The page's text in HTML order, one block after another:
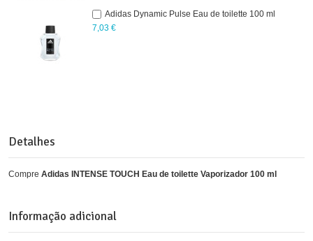
Adidas Dynamic Pulse Eau de toilette 100 ml
7,03 €
Detalhes
Compre Adidas INTENSE TOUCH Eau de toilette Vaporizador 100 ml
Informação adicional